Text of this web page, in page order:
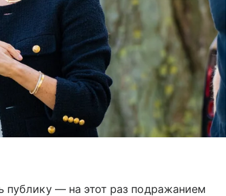
публику — на этот раз подражанием